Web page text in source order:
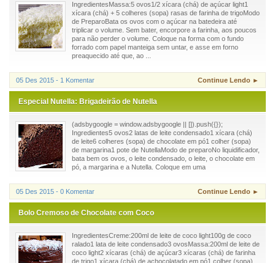
IngredientesMassa:5 ovos1/2 xícara (chá) de açúcar light1
xícara (chá) + 5 colheres (sopa) rasas de farinha de trigoModo
de PreparoBata os ovos com o açúcar na batedeira até
triplicar o volume. Sem bater, encorpore a farinha, aos poucos
para não perder o volume. Coloque na forma com o fundo
forrado com papel manteiga sem untar, e asse em forno
preaquecido até que, ao ...
05 Des 2015 - 1 Komentar Continue Lendo ►
Especial Nutella: Brigadeirão de Nutella
(adsbygoogle = window.adsbygoogle || []).push({});
Ingredientes5 ovos2 latas de leite condensado1 xícara (chá)
de leite6 colheres (sopa) de chocolate em pó1 colher (sopa)
de margarina1 pote de NutellaModo de preparoNo liquidificador,
bata bem os ovos, o leite condensado, o leite, o chocolate em
pó, a margarina e a Nutella. Coloque em uma
05 Des 2015 - 0 Komentar Continue Lendo ►
Bolo Cremoso de Chocolate com Coco
IngredientesCreme:200ml de leite de coco light100g de coco
ralado1 lata de leite condensado3 ovosMassa:200ml de leite de
coco light2 xícaras (chá) de açúcar3 xícaras (chá) de farinha
de trigo1 xícara (chá) de achocolatado em pó1 colher (sopa)